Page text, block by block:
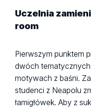
Uczelnia
room
Pierwszym punktem
dwóch
motywach z baśni.
studenci z Neapolu
łamigłówek. Aby z